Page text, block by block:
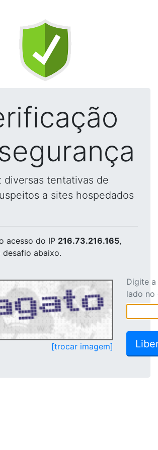
diversas tentativas de
a sites hospedados
acesso do IP 216.73.216.165,
desafio abaixo.
[trocar imagem]
Digite
lado no